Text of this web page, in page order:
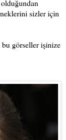
sizler için
bu görseller işinize